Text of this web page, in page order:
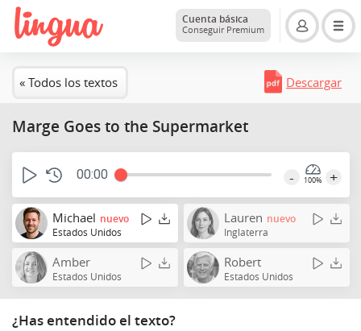
Cuenta básica
Conseguir Premium
« Todos los textos Descargar
Marge Goes to the Supermarket
00:00 - 100% +
Michael nuevo
Estados Unidos
Lauren nuevo
Inglaterra
Amber
Estados Unidos
Robert
Estados Unidos
¿Has entendido el texto?